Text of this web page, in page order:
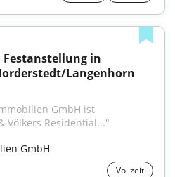
Festanstellung in
Langenhorn
GmbH ist
Völkers Residential..."
GmbH
Vollzeit